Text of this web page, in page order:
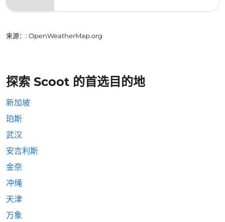
来源： : OpenWeatherMap.org
探索 Scoot 的首选目的地
新加坡
珀斯
武汉
安吉利斯
金奈
冲绳
天津
万象